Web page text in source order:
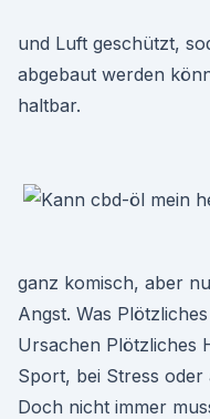
und Luft geschützt,
abgebaut werden
haltbar.
ganz komisch, aber
Angst. Was
Ursachen Plötzliches
Sport, bei Stress
Doch nicht immer